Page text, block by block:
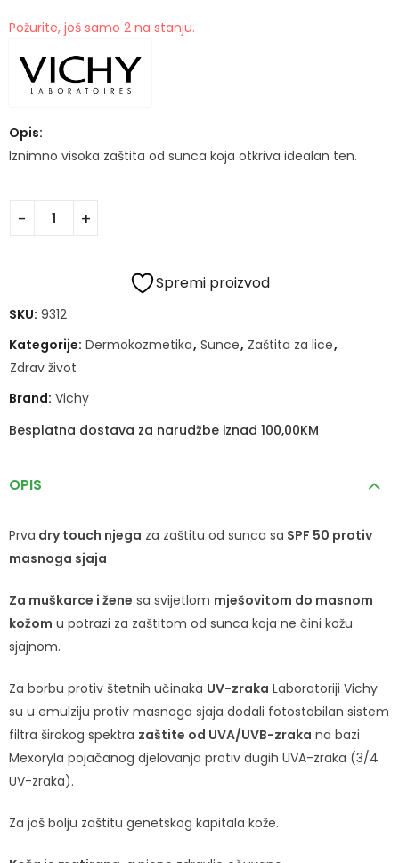
Požurite, još samo 2 na stanju.
Opis:
Iznimno visoka zaštita od sunca koja otkriva idealan ten.
Spremi proizvod
SKU: 9312
Kategorije: Dermokozmetika, Sunce, Zaštita za lice,
Zdrav život
Brand: Vichy
Besplatna dostava za narudžbe iznad 100,00KM
OPIS
Prva dry touch njega za zaštitu od sunca sa SPF 50 protiv
masnoga sjaja
Za muškarce i žene sa svijetlom mješovitom do masnom
kožom u potrazi za zaštitom od sunca koja ne čini kožu
sjajnom.
Za borbu protiv štetnih učinaka UV-zraka Laboratoriji Vichy
su u emulziju protiv masnoga sjaja dodali fotostabilan sistem
filtra širokog spektra zaštite od UVA/UVB-zraka na bazi
Mexoryla pojačanog djelovanja protiv dugih UVA-zraka (3/4
UV-zraka).
Za još bolju zaštitu genetskog kapitala kože.